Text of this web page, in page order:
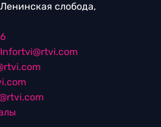
слобода,
Infortvi@rtvi.com